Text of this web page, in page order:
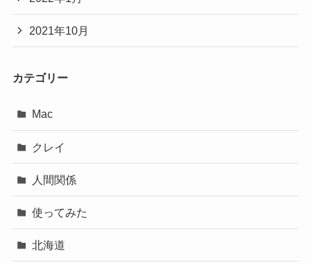
2021年10月
カテゴリー
Mac
クレイ
人間関係
使ってみた
北海道